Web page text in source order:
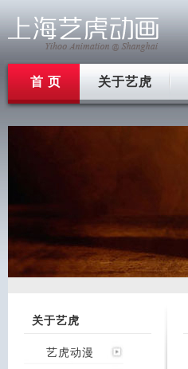
首 页 关于艺虎
关于艺虎
艺虎动漫